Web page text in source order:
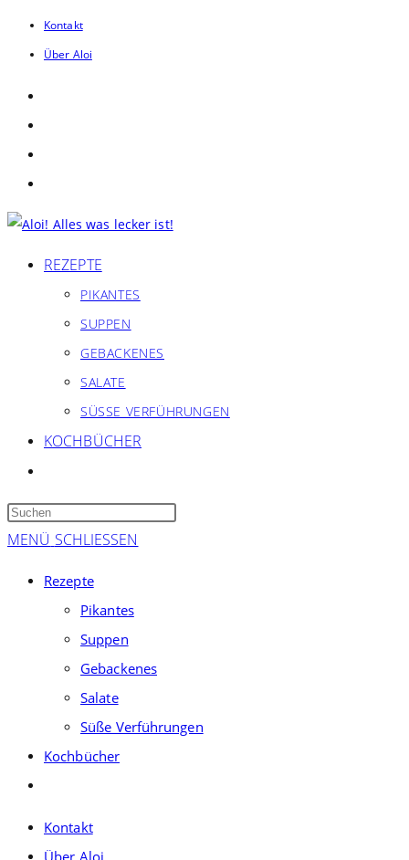
Zum
Kontakt
Über Aloi
REZEPTE
PIKANTES
SUPPEN
GEBACKENES
SALATE
SÜSSE VERFÜHRUNGEN
KOCHBÜCHER
SUCHE
UMSCHALTEN
Press
MENÜ SCHLIESSEN
Rezepte
Pikantes
Suppen
Gebackenes
Salate
Süße Verführungen
Kochbücher
umschalten
Kontakt
Über Aloi